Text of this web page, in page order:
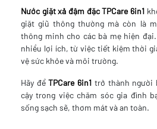
Nước giặt xả đậm đặc TPCare 6in1
giặt giũ thông thường mà còn là
thông minh cho các bà mẹ hiện
nhiều lợi ích, từ việc tiết kiệm thời
vệ sức khỏe và môi trường.
Hãy đểTPCare 6in1 trở thành người
cậy trong việc chăm sóc gia đình
sống sạch sẽ, thơm mát và an toàn.